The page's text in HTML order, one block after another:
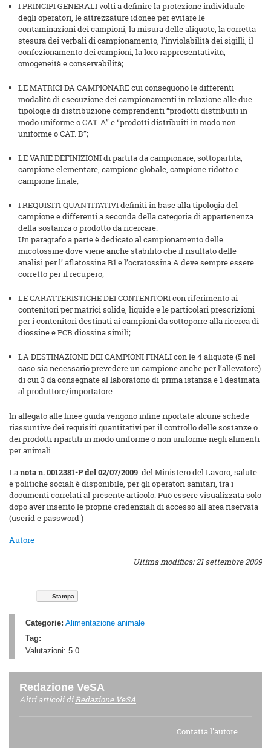
I PRINCIPI GENERALI volti a definire la protezione individuale
degli operatori, le attrezzature idonee per evitare le
contaminazioni dei campioni, la misura delle aliquote, la corretta
stesura dei verbali di campionamento, l’inviolabilità dei sigilli, il
confezionamento dei campioni, la loro rappresentatività,
omogeneità e conservabilità;
LE MATRICI DA CAMPIONARE cui conseguono le differenti
modalità di esecuzione dei campionamenti in relazione alle due
tipologie di distribuzione comprendenti “prodotti distribuiti in
modo uniforme o CAT. A” e “prodotti distribuiti in modo non
uniforme o CAT. B”;
LE VARIE DEFINIZIONI di partita da campionare, sottopartita,
campione elementare, campione globale, campione ridotto e
campione finale;
I REQUISITI QUANTITATIVI definiti in base alla tipologia del
campione e differenti a seconda della categoria di appartenenza
della sostanza o prodotto da ricercare.
Un paragrafo a parte è dedicato al campionamento delle
micotossine dove viene anche stabilito che il risultato delle
analisi per l’ aflatossina B1 e l’ocratossina A deve sempre essere
corretto per il recupero;
LE CARATTERISTICHE DEI CONTENITORI con riferimento ai
contenitori per matrici solide, liquide e le particolari prescrizioni
per i contenitori destinati ai campioni da sottoporre alla ricerca di
diossine e PCB diossina simili;
LA DESTINAZIONE DEI CAMPIONI FINALI con le 4 aliquote (5 nel
caso sia necessario prevedere un campione anche per l’allevatore)
di cui 3 da consegnate al laboratorio di prima istanza e 1 destinata
al produttore/importatore.
In allegato alle linee guida vengono infine riportate alcune schede
riassuntive dei requisiti quantitativi per il controllo delle sostanze o
dei prodotti ripartiti in modo uniforme o non uniforme negli alimenti
per animali.
Lanota n. 0012381-P del 02/07/2009 del Ministero del Lavoro, salute
e politiche sociali è disponibile, per gli operatori sanitari, tra i
documenti correlati al presente articolo. Può essere visualizzata solo
dopo aver inserito le proprie credenziali di accesso all'area riservata
(userid e password )
Autore
Ultima modifica: 21 settembre 2009
Stampa
Categorie: Alimentazione animale
Tag:
Valutazioni: 5.0
Redazione VeSA
Altri articoli diRedazione VeSA
Contatta l'autore